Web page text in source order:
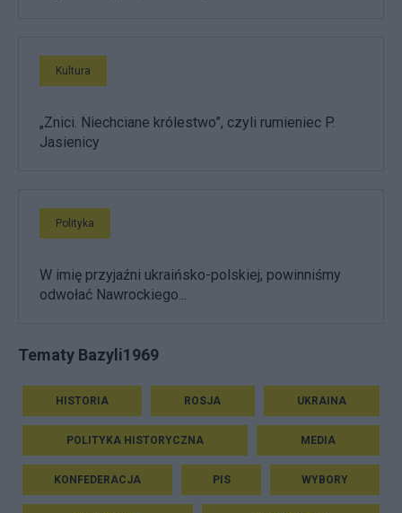
Kultura
„Znici. Niechciane królestwo”, czyli rumieniec P.
Jasienicy
Polityka
W imię przyjaźni ukraińsko-polskiej, powinniśmy
odwołać Nawrockiego...
Tematy Bazyli1969
HISTORIA ROSJA UKRAINA
POLITYKA HISTORYCZNA MEDIA
KONFEDERACJA PIS WYBORY